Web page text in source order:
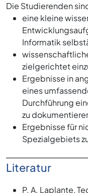
Die Studierenden
eine kleine
Informatik
zielgerichtet
Ergebnisse in
eines
Durchführung
zu
Ergebnisse für
Spezialgebiets
Literatur
P. A. Laplante,